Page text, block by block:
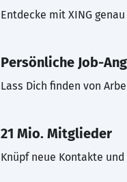
Entdecke mit XING
Persönliche Job-
Lass Dich finden von
21 Mio. Mitglieder
Knüpf neue Kontakte